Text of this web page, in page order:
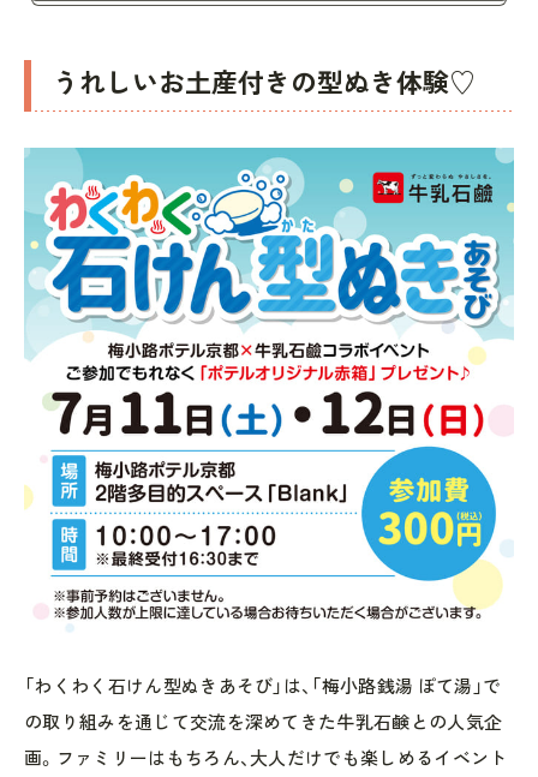
うれしいお土産付きの型ぬき体験♡
「わくわく石けん型ぬきあそび」は、「梅小路銭湯 ぽて湯」で
の取り組みを通じて交流を深めてきた牛乳石鹸との人気企
画。ファミリーはもちろん、大人だけでも楽しめるイベント